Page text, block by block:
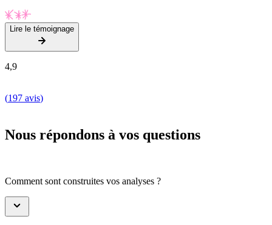
Lire le témoignage
4,9
(197 avis)
Nous répondons à vos questions
Comment sont construites vos analyses ?